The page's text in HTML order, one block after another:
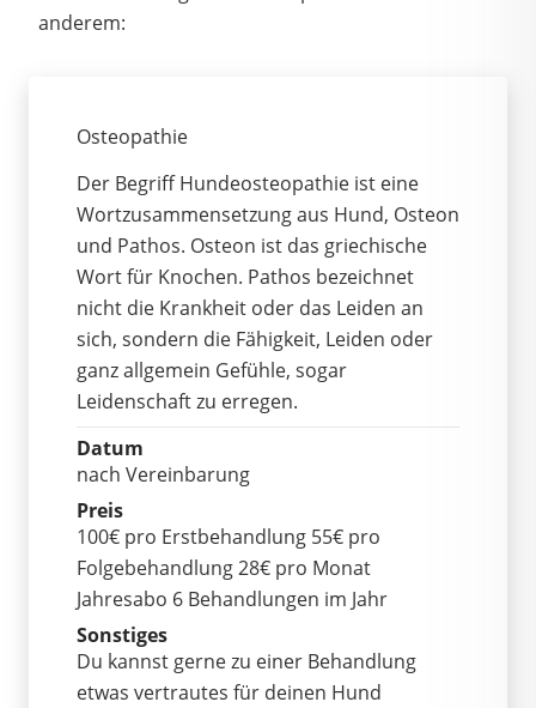
anderem:
Osteopathie
Der Begriff Hundeosteopathie ist eine
Wortzusammensetzung aus Hund, Osteon
und Pathos. Osteon ist das griechische
Wort für Knochen. Pathos bezeichnet
nicht die Krankheit oder das Leiden an
sich, sondern die Fähigkeit, Leiden oder
ganz allgemein Gefühle, sogar
Leidenschaft zu erregen.
Datum
nach Vereinbarung
Preis
100€ pro Erstbehandlung 55€ pro
Folgebehandlung 28€ pro Monat
Jahresabo 6 Behandlungen im Jahr
Sonstiges
Du kannst gerne zu einer Behandlung
etwas vertrautes für deinen Hund